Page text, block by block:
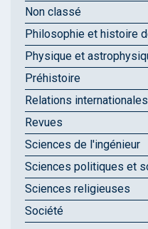
Non classé
Philosophie et histoire
Physique et
Préhistoire
Relations internationales
Revues
Sciences de l'ingénieur
Sciences politiques et
Sciences religieuses
Société